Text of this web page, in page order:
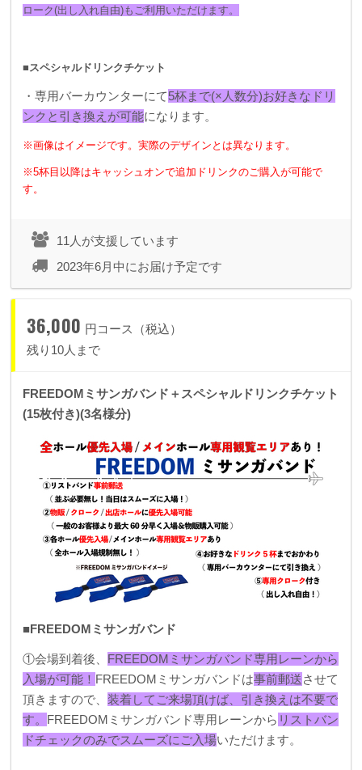
ローク(出し入れ自由)もご利用いただけます。
■スペシャルドリンクチケット
・専用バーカウンターにて5杯まで(×人数分)お好きなドリ
ンクと引き換えが可能になります。
※画像はイメージです。実際のデザインとは異なります。
※5杯目以降はキャッシュオンで追加ドリンクのご購入が可能で
す。
11人が支援しています
2023年6月中にお届け予定です
36,000 円コース（税込）
残り10人まで
FREEDOMミサンガバンド＋スペシャルドリンクチケット
(15枚付き)(3名様分)
■FREEDOMミサンガバンド
①会場到着後、 FREEDOMミサンガバンド専用レーンから
入場が可能！ FREEDOMミサンガバンドは事前郵送させて
頂きますので、 装着してご来場頂けば、引き換えは不要で
す。 FREEDOMミサンガバンド専用レーンから リストバン
ドチェックのみでスムーズにご入場いただけます。